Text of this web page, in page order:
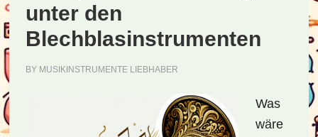
unter den
Blechblasinstrumenten
BY MUSIKINSTRUMENTE LIEBHABER
Was
wäre